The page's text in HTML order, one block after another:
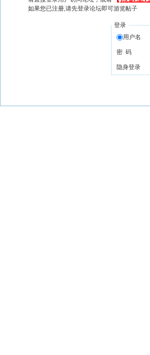
如果您已注册,请先登录论坛即可游览帖子
登录
用户名
密 码
隐身登录